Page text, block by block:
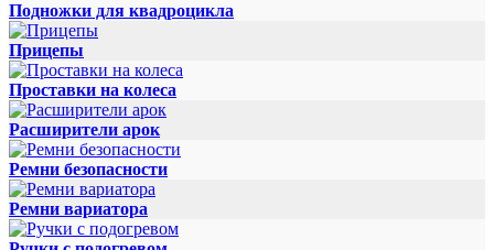
Подножки для квадроцикла
Прицепы
Проставки на колеса
Расширители арок
Ремни безопасности
Ремни вариатора